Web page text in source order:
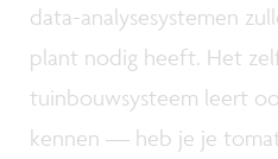
data-analysesystemen
plant nodig heeft. Het
tuinbouwsysteem leert
kennen — heb je je